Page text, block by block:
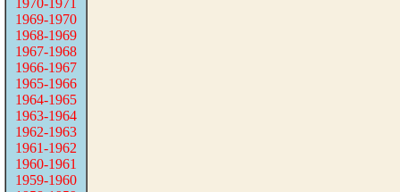
1970-1971
1969-1970
1968-1969
1967-1968
1966-1967
1965-1966
1964-1965
1963-1964
1962-1963
1961-1962
1960-1961
1959-1960